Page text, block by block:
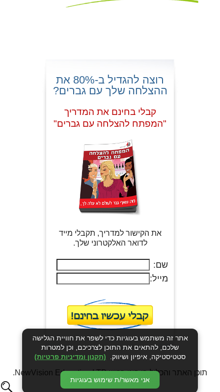
רוצה להגדיל ב-80% את
ההצלחה שלך עם גברים?
קבלי בחינם את המדריך
"המפתח להצלחה עם גברים"
את הקישור למדריך, תקבלי מייד
לדואר האלקטרוני שלך.
שם:
מייל:
תוכן האתר והכלול בו הינו רכוש NewVision Education LTD.
כל הזכויות שמורות.
אתר זה משתמש בעוגיות כדי לשפר את חוויית הגלישה
שלכם, להתאים את התוכן לצרכיכם, וכן למטרות
סטטיסטיקה, איפיון ושיווק.
(תקנון ומדיניות פרטיות)
אני מאשר/ת שימוש בעוגיות